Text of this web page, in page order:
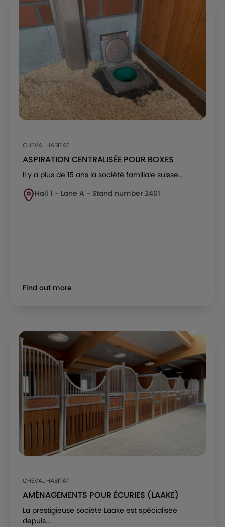
CHEVAL HABITAT
ASPIRATION CENTRALISÉE POUR BOXES
Il y a plus de 15 ans la société familiale suisse...
Hall 1 - Lane A - Stand number 2401
Find out more
CHEVAL HABITAT
AMÉNAGEMENTS POUR ÉCURIES (LAAKE)
La prestigieuse société Laake est spécialisée
depuis...